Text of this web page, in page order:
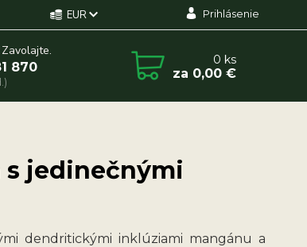
EUR Prihlásenie
870
0 ks
za 0,00 €
s jedinečnými
dendritickými inklúziami mangánu a